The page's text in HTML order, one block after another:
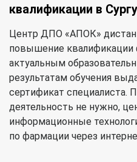
квалификации в
Центр ДПО «АПОК»
повышение квалификации
актуальным
результатам обучения
сертификат специалиста.
деятельность не нужно,
информационные
по фармации через